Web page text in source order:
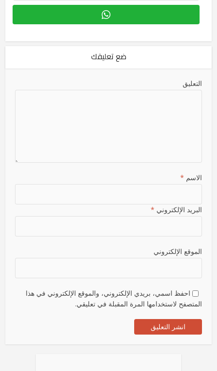
ضع تعليقك
التعليق
الاسم *
البريد الإلكتروني *
الموقع الإلكتروني
احفظ اسمي، بريدي الإلكتروني، والموقع الإلكتروني في هذا
المتصفح لاستخدامها المرة المقبلة في تعليقي.